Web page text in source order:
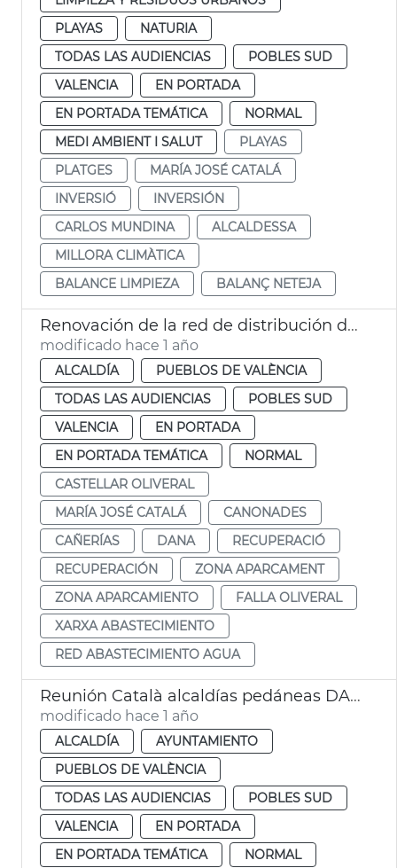
PLAYAS
NATURIA
TODAS LAS AUDIENCIAS
POBLES SUD
VALENCIA
EN PORTADA
EN PORTADA TEMÁTICA
NORMAL
MEDI AMBIENT I SALUT
PLAYAS
PLATGES
MARÍA JOSÉ CATALÁ
INVERSIÓ
INVERSIÓN
CARLOS MUNDINA
ALCALDESSA
MILLORA CLIMÀTICA
BALANCE LIMPIEZA
BALANÇ NETEJA
Renovación de la red de distribución de agua potable de Castellar-l´Oliveral
modificado hace 1 año
ALCALDÍA
PUEBLOS DE VALÈNCIA
TODAS LAS AUDIENCIAS
POBLES SUD
VALENCIA
EN PORTADA
EN PORTADA TEMÁTICA
NORMAL
CASTELLAR OLIVERAL
MARÍA JOSÉ CATALÁ
CANONADES
CAÑERÍAS
DANA
RECUPERACIÓ
RECUPERACIÓN
ZONA APARCAMENT
ZONA APARCAMIENTO
FALLA OLIVERAL
XARXA ABASTECIMIENTO
RED ABASTECIMIENTO AGUA
Reunión Català alcaldías pedáneas DANA València
modificado hace 1 año
ALCALDÍA
AYUNTAMIENTO
PUEBLOS DE VALÈNCIA
TODAS LAS AUDIENCIAS
POBLES SUD
VALENCIA
EN PORTADA
EN PORTADA TEMÁTICA
NORMAL